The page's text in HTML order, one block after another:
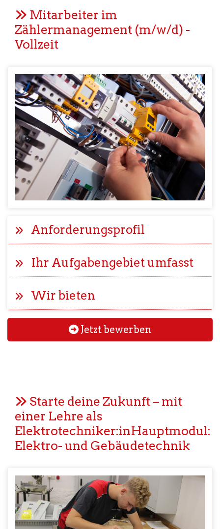
Mitarbeiter im
Zählermanagement (m/w/d) -
Vollzeit
Anforderungsprofil
Ihr Aufgabengebiet umfasst
Wir bieten
Jetzt bewerben
Starte deine Zukunft – mit
einer Lehre als
Elektrotechniker:inHauptmodul:
Elektro- und Gebäudetechnik